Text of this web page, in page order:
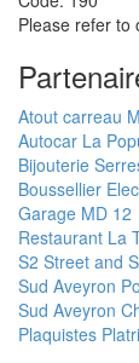
Please refer to
Atout carreau
Autocar La
Bijouterie
Boussellier
Garage MD 12
Restaurant La
S2 Street and
Sud Aveyron
Sud Aveyron
Plaquistes